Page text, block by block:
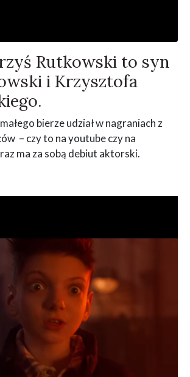
Rutkowski to syn
i Krzysztofa
bierze udział w nagraniach z
– czy to na youtube czy na
ma za sobą debiut aktorski.